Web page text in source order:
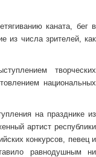
каната, бег в
из числа зрителей, как
творческих
национальных
на празднике из
артист республики
конкурсов, певец и
равнодушным ни